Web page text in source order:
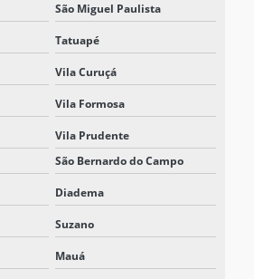
DE DEMANDA ELÉTRICA
São Miguel Paulista
Tatuapé
Vila Curuçá
Vila Formosa
Vila Prudente
São Bernardo do Campo
Diadema
Suzano
Mauá